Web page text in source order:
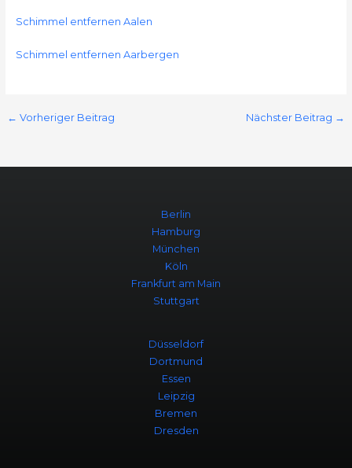
Schimmel entfernen Aalen
Schimmel entfernen Aarbergen
← Vorheriger Beitrag Nächster Beitrag →
Berlin
Hamburg
München
Köln
Frankfurt am Main
Stuttgart
Düsseldorf
Dortmund
Essen
Leipzig
Bremen
Dresden